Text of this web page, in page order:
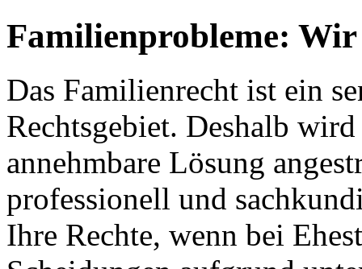
Familienprobleme: Wir
Das Familienrecht ist ein
Rechtsgebiet. Deshalb
annehmbare Lösung
professionell und
Ihre Rechte, wenn bei